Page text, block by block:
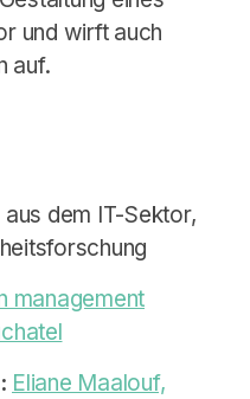
und wirft auch
auf.
dem IT-Sektor,
management
Eliane Maalouf,